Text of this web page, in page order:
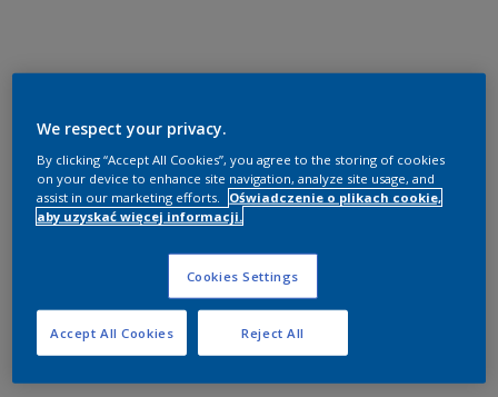
We respect your privacy.
By clicking “Accept All Cookies”, you agree to the storing of cookies
on your device to enhance site navigation, analyze site usage, and
assist in our marketing efforts.
Oświadczenie o plikach cookie,
aby uzyskać więcej informacji.
Cookies Settings
Reject All
Accept All Cookies